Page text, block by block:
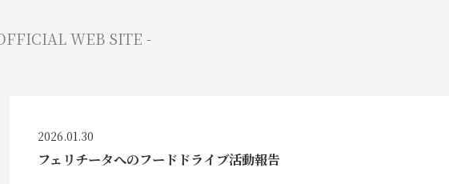
WEB SITE -
2026.01.30
フェリチータへのフードドライブ活動報告